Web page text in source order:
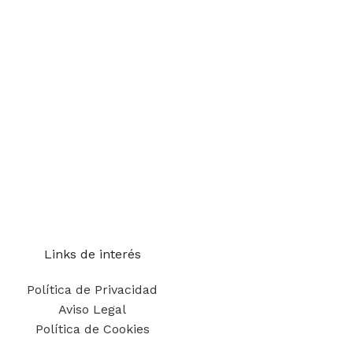
Links de interés
Política de Privacidad
Aviso Legal
Política de Cookies